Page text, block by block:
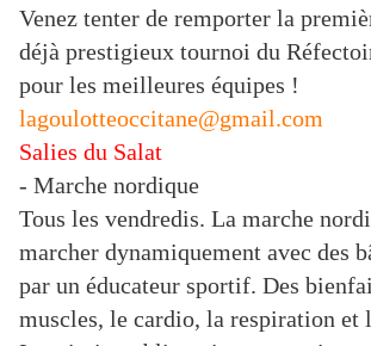
Venez tenter de remporter la
déjà prestigieux tournoi du
pour les meilleures équipes !
lagoulotteoccitane@gmail.com
Salies du Salat
- Marche nordique
Tous les vendredis. La marche
marcher dynamiquement avec des
par un éducateur sportif. Des
muscles, le cardio, la respiration et